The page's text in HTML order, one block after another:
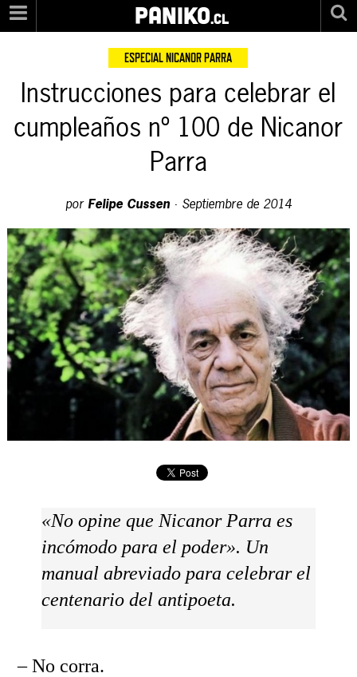
PANIKO.cl
ESPECIAL NICANOR PARRA
Instrucciones para celebrar el
cumpleaños nº 100 de Nicanor
Parra
por Felipe Cussen· Septiembre de 2014
«No opine que Nicanor Parra es
incómodo para el poder». Un
manual abreviado para celebrar el
centenario del antipoeta.
– No corra.